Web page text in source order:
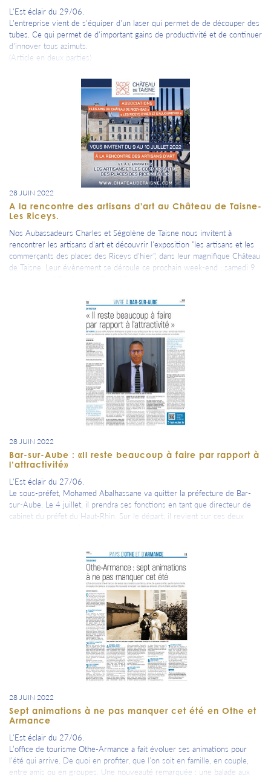
L'Est éclair du 29/06.
L'entreprise vient de s'équiper d'un laser qui permet de de découper des
tubes. Ce qui permet de d'important gains de productivité et de continuer
d'innover tous azimuts.
(Article en deux parties)
28 JUIN 2022
A la rencontre des artisans d'art au Château de Taisne-
Les Riceys.
Nos Aubassadeurs Charles et Ségolène de Taisne nous invitent à
rencontrer les artisans d'art et découvrir l'exposition "les artisans et les
commerçants des places des Riceys d'hier", dans leur magnifique Château
de Taisne. Leur évènement se déroule ce prochain week-end : samedi 9
28 JUIN 2022
Bar-sur-Aube : «Il reste beaucoup à faire par rapport à
l’attractivité»
L'Est éclair du 27/06.
Le sous-préfet, Mohamed Abalhassane va quitter la préfecture de Bar-
sur-Aube. Le 4 juillet, il prendra ses fonctions en tant que directeur de
cabinet du préfet du Haut-Rhin. Sur le départ, il revient sur ces deux
28 JUIN 2022
Sept animations à ne pas manquer cet été en Othe et
Armance
L'Est éclair du 27/06.
L’office de tourisme Othe-Armance a fait évoluer ses animations pour
l’été qui arrive. De quoi en profiter, que l’on soit en famille, en couple,
entre amis ou en groupes. Une nouveauté remarquée : une balade aux